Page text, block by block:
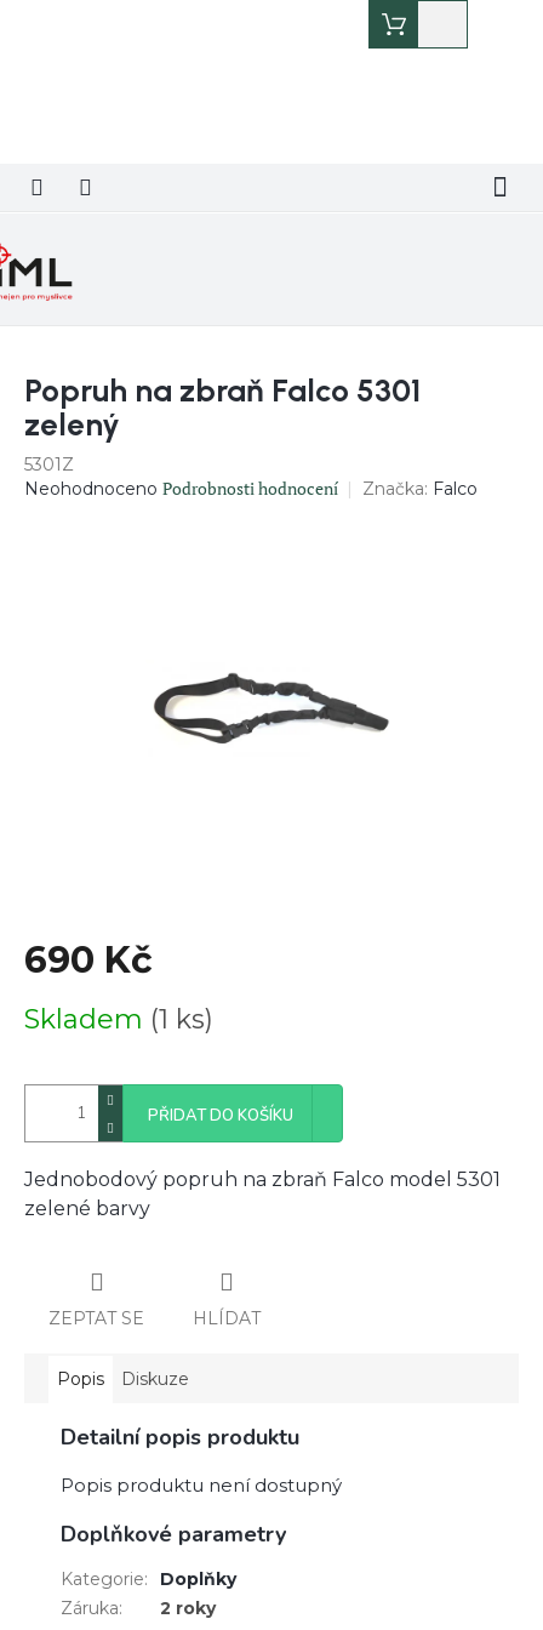
košík
Popruh na zbraň Falco 5301
zelený
5301Z
Průměrné
Neohodnoceno Podrobnosti hodnocení Značka: Falco
690 Kč
cena:
Skladem (1 ks)
PŘIDAT DO KOŠÍKU
Jednobodový popruh na zbraň Falco model 5301
zelené barvy
ZEPTAT SE HLÍDAT
Popis Diskuze
Detailní popis produktu
Popis produktu není dostupný
Doplňkové parametry
Kategorie:
Doplňky
Záruka: 2 roky